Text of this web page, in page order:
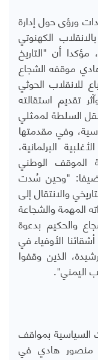
ورؤى حول إدارة
الكهنوتي
أن "التاريخ
موقفه الشجاع
للانقلاب الحوثي
تقديم استقالته
السلطة لممثلي
وفي مقدمتها
البرلمانية،
الموقف الوطني
"وحين سُدت
والانتقال إلى
المهمة والشجاعة
والحكيم بدعوة
الأوفياء في
الذين وقفوا
اليمني".
السياسية بمواقف
منصور هادي في